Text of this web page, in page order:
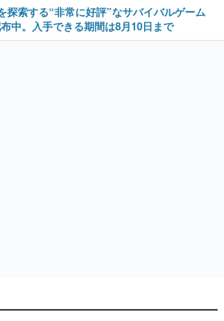
探索する“非常に好評”なサバイバルゲーム
中。入手できる期間は8月10日まで